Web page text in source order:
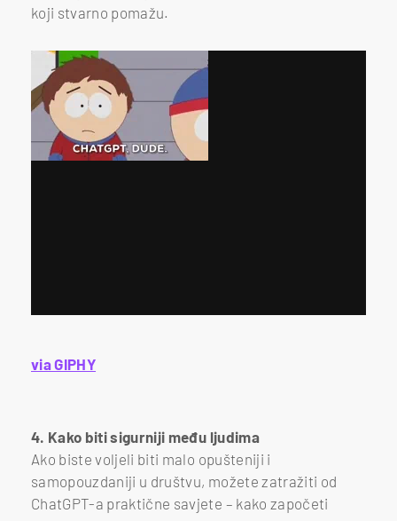
koji stvarno pomažu.
via GIPHY
4. Kako biti sigurniji među ljudima
Ako biste voljeli biti malo opušteniji i
samopouzdaniji u društvu, možete zatražiti od
ChatGPT-a praktične savjete – kako započeti